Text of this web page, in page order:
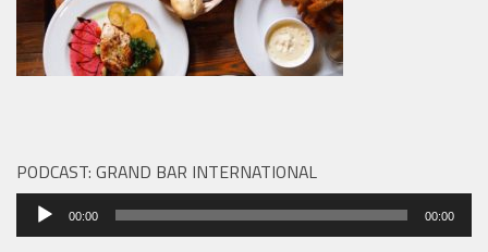
PODCAST: GRAND BAR INTERNATIONAL
Audio
přehrávač
00:00 00:00